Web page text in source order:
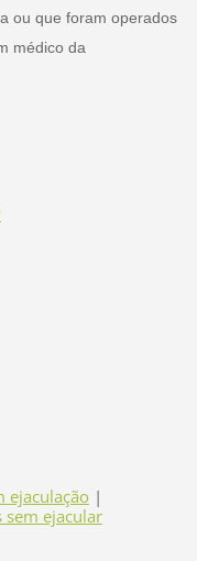
ou que foram operados
médico da
ejaculação |
sem ejacular